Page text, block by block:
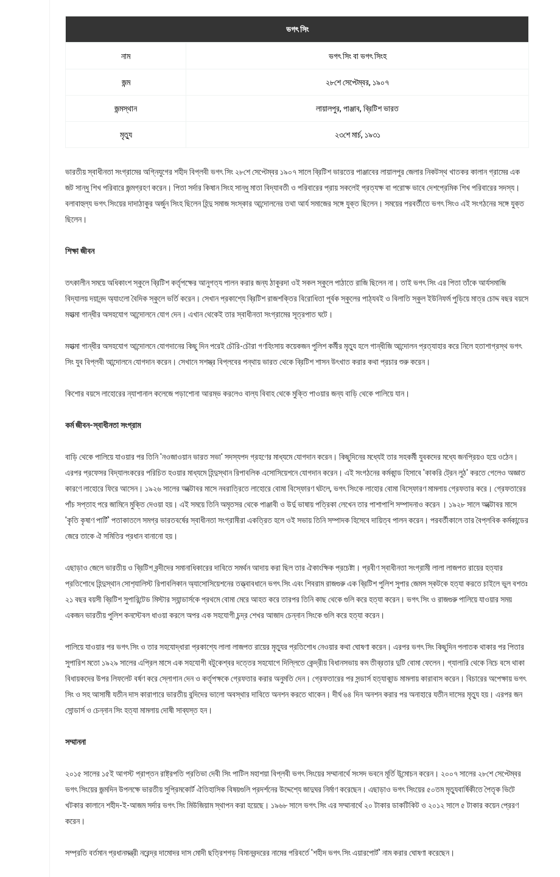
ভগৎ সিং
নাম ভগৎ সিং বা ভগৎ সিংহ
জন্ম ২৮শে সেপ্টেম্বর, ১৯০৭
জন্মস্থান লায়ালপুর, পাঞ্জাব, ব্রিটিশ ভারত
মৃত্যু ২৩শে মার্চ, ১৯৩১
ভারতীয় স্বাধীনতা সংগ্রামের অগ্নিযুগের শহীদ বিপ্লবী ভগৎ সিং ২৮শে সেপ্টেম্বর ১৯০৭ সালে ব্রিটিশ ভারতের পাঞ্জাবের লায়ালপুর জেলার নিকটস্থ খাতকর কালান গ্রামের এক
জট সান্ধু শিখ পরিবারে জন্মগ্রহণ করেন। পিতা সর্দার কিষান সিংহ সান্ধু মাতা বিদ্যাবতী ও পরিবারের প্রায় সকলেই প্রত্যক্ষ বা পরোক্ষ ভাবে দেশপ্রেমিক শিখ পরিবারের সদস্য।
বলাবাহুল্য ভগৎ সিংয়ের দাদাঠাকুর অর্জুন সিংহ ছিলেন হিন্দু সমাজ সংস্কার আন্দোলনের তথা আর্য সমাজের সঙ্গে যুক্ত ছিলেন। সময়ের পরবর্তীতে ভগৎ সিংও এই সংগঠনের সঙ্গে যুক্ত
ছিলেন।
শিক্ষা জীবন
তৎকালীন সময়ে অধিকাংশ স্কুলে ব্রিটিশ কর্তৃপক্ষের আনুগত্য পালন করার জন্য ঠাকুরদা ওই সকল স্কুলে পাঠাতে রাজি ছিলেন না। তাই ভগৎ সিং এর পিতা তাঁকে আর্যসমাজি
বিদ্যালয় দয়ানন্দ অ্যা‍ংলো বৈদিক স্কুলে ভর্তি করেন। সেখান প্রকাশ্যে ব্রিটিশ রাজশক্তির বিরোধিতা পূর্বক স্কুলের পাঠ্যবই ও বিলাতি স্কুল ইউনিফর্ম পুড়িয়ে মাত্র চোদ্দ বছর বয়সে
মহাত্মা গান্ধীর অসহযোগ আন্দোলনে যোগ দেন। এখান থেকেই তার স্বাধীনতা সংগ্রামের সূত্রপাত ঘটে।
মহাত্মা গান্ধীর অসহযোগ আন্দোলনে যোগদানের কিছু দিন পরেই চৌরি-চৌরা গণহিংসায় কয়েকজন পুলিশ কর্মীর মৃত্যু হলে গান্ধীজি আন্দোলন প্রত্যাহার করে নিলে হতাশাগ্রস্থ ভগৎ
সিং যুব বিপ্লবী আন্দোলনে যোগদান করেন। সেখানে সশস্ত্র বিপ্লবের পন্থায় ভারত থেকে ব্রিটিশ শাসন উৎখাত করার কথা প্রচার শুরু করেন।
কিশোর বয়সে লাহোরের ন্যাশানাল কলেজে পড়াশোনা আরম্ভ করলেও বাল্য বিবাহ থেকে মুক্তি পাওয়ার জন্য বাড়ি থেকে পালিয়ে যান।
কর্ম জীবন-স্বাধীনতা সংগ্রাম
বাড়ি থেকে পালিয়ে যাওয়ার পর তিনি 'নওজাওয়ান ভারত সভা' সদস্যপদ গ্রহণের মাধ্যমে যোগদান করেন। কিছুদিনের মধ্যেই তার সহকর্মী যুবকদের মধ্যে জনপ্রিয়ও হয়ে ওঠেন।
এরপর প্রফেসর বিদ্যালংকরের পরিচিত হওয়ার মাধ্যমে হিন্দুস্থান রিপাবলিক এসোসিয়েশনে যোগদান করেন। এই সংগঠনের কর্মকান্ড হিসাবে 'কাকরি ট্রেন লুঠ' করতে গেলেও অজ্ঞাত
কারণে লাহোরে ফিরে আসেন। ১৯২৬ সালের অক্টোবর মাসে নবরাত্রিতে লাহোরে বোমা বিস্ফোরণ ঘটলে, ভগৎ সিংকে লাহোর বোমা বিস্ফোরণ মামলায় গ্রেফতার করে। গ্রেফতারের
পাঁচ সপ্তাহ পরে জামিনে মুক্তি দেওয়া হয়। এই সময়ে তিনি অমৃতসর থেকে পাঞ্জাবী ও উর্দু ভাষায় পত্রিকা লেখেন তার পাশাপাশি সম্পাদনাও করেন । ১৯২৮ সালে অক্টোবর মাসে
'কৃতি কৃষাণ পার্টি' পতাকাতলে সমগ্র ভারতবর্ষের স্বাধীনতা সংগ্রামীরা একত্রিত হলে ওই সভায় তিনি সম্পাদক হিসেবে দায়িত্ব পালন করেন। পরবর্তীকালে তার বৈপ্লবিক কর্মকান্ডের
জেরে তাকে ঐ সমিতির প্রধান বানানো হয়।
এছাড়াও জেলে ভারতীয় ও ব্রিটিশ বন্দীদের সমানাধিকারের দাবিতে সমর্থন আদায় করা ছিল তার ঐকাংক্ষিক প্রচেষ্টা। প্রবীণ স্বাধীনতা সংগ্রামী লালা লাজপত রায়ের হত্যার
প্রতিশোধে হিন্দুস্থান সোশ‍্যালিস্ট রিপাবলিকান অ্যাসোসিয়েশনের তত্ত্বাবধানে ভগৎ সিং এবং শিবরাম রাজগুরু এক ব্রিটিশ পুলিশ সুপার জেমস স্কটকে হত্যা করতে চাইলে ভুল বশতঃ
২১ বছর বয়সী ব্রিটিশ সুপারিন্টেড মিস্টার স্যান্ডার্সকে প্রথমে বোমা মেরে আহত করে তারপর তিনি কাছ থেকে গুলি করে হত্যা করেন। ভগৎ সিং ও রাজগুরু পালিয়ে যাওয়ার সময়
একজন ভারতীয় পুলিশ কনস্টেবল ধাওয়া করলে অপর এক সহযোগী চন্দ্র শেখর আজাদ চেন্নান সিংকে গুলি করে হত্যা করেন।
পালিয়ে যাওয়ার পর ভগৎ সিং ও তার সহযোদ্ধারা প্রকাশ্যে লালা লাজপত রায়ের মৃত্যুর প্রতিশোধ নেওয়ার কথা ঘোষণা করেন। এরপর ভগৎ সিং কিছুদিন পলাতক থাকার পর পিতার
সুপারিশ মতো ১৯২৯ সালের এপ্রিল মাসে এক সহযোগী বটুকেশ্বর দত্তের সহযোগে দিল্লিতে কেন্দ্রীয় বিধানসভায় কম তীব্রতার দুটি বোমা ফেলেন। গ্যালারি থেকে নিচে বসে থাকা
বিধায়কদের উপর লিফলেট বর্ষণ করে স্লোগান দেন ও কর্তৃপক্ষকে গ্রেফতার করার অনুমতি দেন। গ্রেফতারের পর সন্ডার্স হত্যাকান্ড মামলায় কারাবাস করেন। বিচারের অপেক্ষায় ভগৎ
সিং ও সহ আসামী যতীন দাস কারাগারে ভারতীয় বন্দিদের ভালো অবস্থার দাবিতে অনশন করতে থাকেন। দীর্ঘ ৬৪ দিন অনশন করার পর অনাহারে যতীন দাসের মৃত্যু হয়। এরপর জন
সোন্ডার্স ও চেন্নান সিং হত্যা মামলায় দোষী সাব্যস্ত হন।
সম্মাননা
২০১৫ সালের ১৫ই আগস্ট প্রাপ্তন রাষ্ট্রপতি প্রতিভা দেবী সিং পাটিল মহাশয়া বিপ্লবী ভগৎ সিংয়ের সম্মানার্থে সংসদ ভবনে মূর্তি উন্মোচন করেন। ২০০৭ সালের ২৮শে সেপ্টেম্বর
ভগৎ সিংয়ের জন্মদিন উপলক্ষে ভারতীয় সুপ্রিমকোর্ট ঐতিহাসিক বিষয়গুলি প্রদর্শনের উদ্দেশ্যে জাদুঘর নির্মাণ করেছেন। এছাড়াও ভগৎ সিংয়ের ৫০তম মৃত্যুবার্ষিকীতে পৈতৃক ভিটে
খটকার কালানে শহীদ-ই-আজম সর্দার ভগৎ সিং মিউজিয়াম স্থাপন করা হয়েছে। ১৯৬৮ সালে ভগৎ সিং এর সম্মানার্থে ২০ টাকার ডাকটিকিট ও ২০১২ সালে ৫ টাকার কয়েন প্রেরণ
করেন।
সম্প্রতি বর্তমান প্রধানমন্ত্রী নরেন্দ্র দামোদর দাস মোদী ছত্রিশগড় বিমানবন্দরের নামের পরিবর্তে 'শহীদ ভগৎ সিং এয়ারপোর্ট' নাম করার ঘোষণা করেছেন।